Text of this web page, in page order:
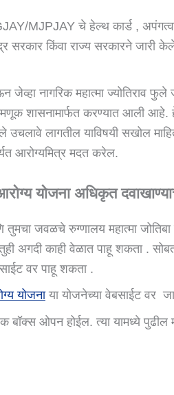
MJPJAY चे हेल्थ कार्ड ,
सरकार किंवा राज्य सरकारने जारी
जेव्हा नागरिक महात्मा ज्योतिराव
शासनामार्फत करण्यात आली आहे.
लागतील याविषयी सखोल
आरोग्यमित्र मदत करेल.
योजना अधिकृत
तुमचा जवळचे रुग्णालय महात्मा
अगदी काही वेळात पाहू शकता .
वर पाहू शकता .
योजनाया योजनेच्या वेबसाईट वर जा
ओपन होईल. त्या यामध्ये पुढील